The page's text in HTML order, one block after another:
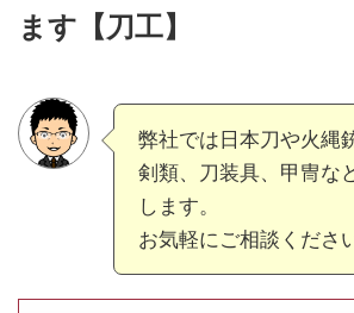
ます【刀工】
弊社では日本刀や火縄
剣類、刀装具、甲冑な
します。
お気軽にご相談くださ